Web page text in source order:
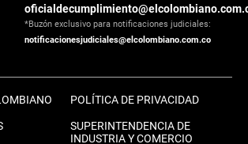
*Buzón exclusivo para notificaciones judiciales:
notificacionesjudiciales@elcolombiano.com.co
POLÍTICA DE PRIVACIDAD
SUPERINTENDENCIA DE
INDUSTRIA Y COMERCIO